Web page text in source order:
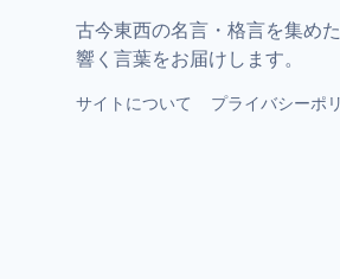
古今東西の名言・格言を集め
響く言葉をお届けします。
サイトについて プライバシーポ